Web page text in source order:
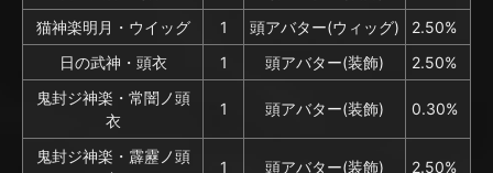
猫神楽明月・ウイッグ
1 頭アバター(ウィッグ)
2.50%
日の武神・頭衣
1 頭アバター(装飾)
2.50%
鬼封ジ神楽・常闇ノ頭
衣
1 頭アバター(装飾) 0.30%
鬼封ジ神楽・霹靂ノ頭
1 頭アバター(装飾) 2.50%